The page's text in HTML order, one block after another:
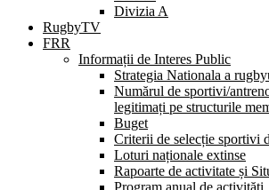
Divizia A
RugbyTV
FRR
Informații de Interes Public
Strategia Nationala a
Numărul de sportivi/
legitimați pe structurile
Buget
Criterii de selecție sportivi
Loturi naționale extinse
Rapoarte de activitate și
Program anual de activități